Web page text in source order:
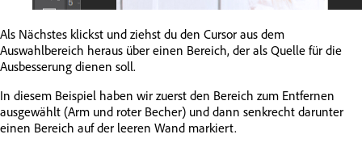
Als Nächstes klickst und ziehst du den Cursor aus dem
Auswahlbereich heraus über einen Bereich, der als Quelle für die
Ausbesserung dienen soll.
In diesem Beispiel haben wir zuerst den Bereich zum Entfernen
ausgewählt (Arm und roter Becher) und dann senkrecht darunter
einen Bereich auf der leeren Wand markiert.